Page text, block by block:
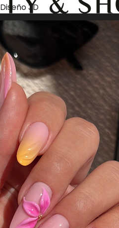
Diseño 3D